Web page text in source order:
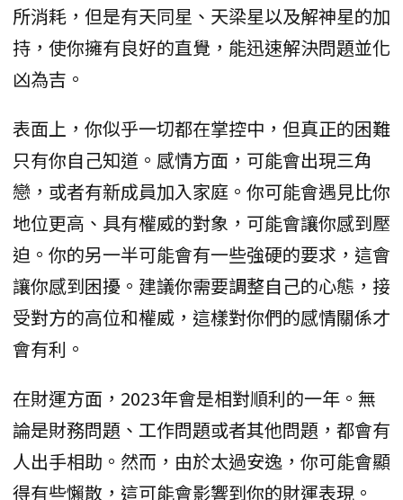
所消耗，但是有天同星、天梁星以及解神星的加
持，使你擁有良好的直覺，能迅速解決問題並化
凶為吉。
表面上，你似乎一切都在掌控中，但真正的困難
只有你自己知道。感情方面，可能會出現三角
戀，或者有新成員加入家庭。你可能會遇見比你
地位更高、具有權威的對象，可能會讓你感到壓
迫。你的另一半可能會有一些強硬的要求，這會
讓你感到困擾。建議你需要調整自己的心態，接
受對方的高位和權威，這樣對你們的感情關係才
會有利。
在財運方面，2023年會是相對順利的一年。無
論是財務問題、工作問題或者其他問題，都會有
人出手相助。然而，由於太過安逸，你可能會顯
得有些懶散，這可能會影響到你的財運表現。